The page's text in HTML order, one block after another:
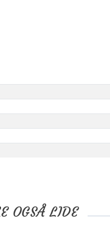
OGSÅ LIDE